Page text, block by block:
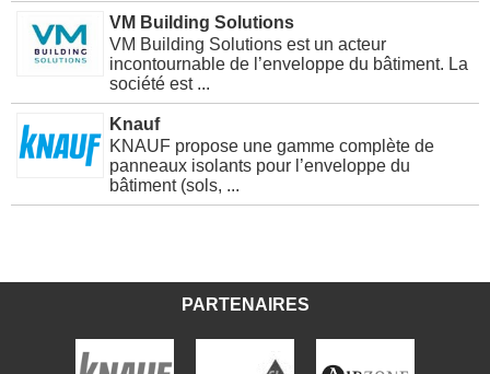
VM Building Solutions
VM Building Solutions est un acteur
incontournable de l’enveloppe du bâtiment. La
société est ...
Knauf
KNAUF propose une gamme complète de
panneaux isolants pour l’enveloppe du
bâtiment (sols, ...
PARTENAIRES